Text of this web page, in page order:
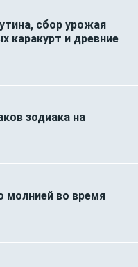
сбор урожая
каракурт и древние
зодиака на
молнией во время